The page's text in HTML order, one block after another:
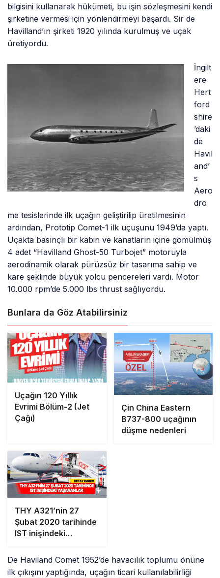
bilgisini kullanarak hükümeti, bu işin sözleşmesini kendi
şirketine vermesi için yönlendirmeyi başardı. Sir de
Havilland’ın şirketi 1920 yılında kurulmuş ve uçak
üretiyordu.
İngilt
ere
Hert
ford
shire
’daki
de
Havil
and’
s
Aero
dro
me tesislerinde ilk uçağın geliştirilip üretilmesinin
ardından, Prototip Comet-1 ilk uçuşunu 1949’da yaptı.
Uçakta basınçlı bir kabin ve kanatların içine gömülmüş
4 adet “Havilland Ghost-50 Turbojet” motoruyla
aerodinamik olarak pürüzsüz bir tasarıma sahip ve
kare şeklinde büyük yolcu pencereleri vardı. Motor
10.000 rpm’de 5.000 lbs thrust sağlıyordu.
Bunlara da Göz Atabilirsiniz
Uçağın 120 Yıllık
Evrimi Bölüm-2 (Jet
Çağı)
Çin China Eastern
B737-800 uçağının
düşme nedenleri
THY A321’nin 27
Şubat 2020 tarihinde
IST inişindeki
De Haviland Comet 1952’de havacılık toplumu önüne
ilk çıkışını yaptığında, uçağın ticari kullanılabilirliği